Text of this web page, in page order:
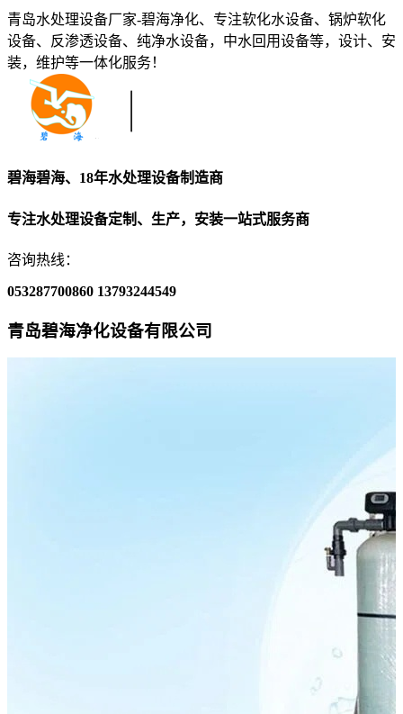
青岛水处理设备厂家-碧海净化、专注软化水设备、锅炉软化
设备、反渗透设备、纯净水设备，中水回用设备等，设计、安
装，维护等一体化服务！
碧海碧海、18年水处理设备制造商
专注水处理设备定制、生产，安装一站式服务商
咨询热线：
053287700860 13793244549
青岛碧海净化设备有限公司